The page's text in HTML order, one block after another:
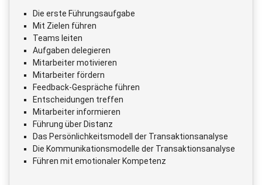
Die erste Führungsaufgabe
Mit Zielen führen
Teams leiten
Aufgaben delegieren
Mitarbeiter motivieren
Mitarbeiter fördern
Feedback-Gespräche führen
Entscheidungen treffen
Mitarbeiter informieren
Führung über Distanz
Das Persönlichkeitsmodell der Transaktionsanalyse
Die Kommunikationsmodelle der Transaktionsanalyse
Führen mit emotionaler Kompetenz